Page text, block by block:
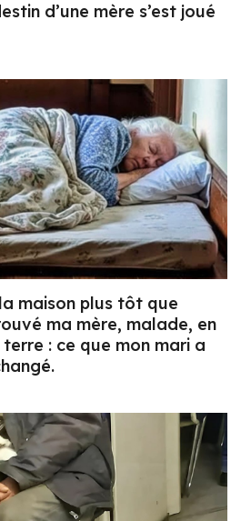
d’une mère s’est joué
maison plus tôt que
ma mère, malade, en
: ce que mon mari a